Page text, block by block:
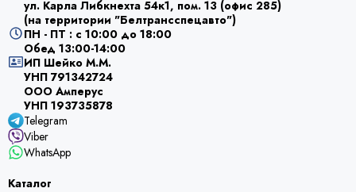
ул. Карла Либкнехта 54к1, пом. 13 (офис 285)
(на территории "Белтрансспецавто")
ПН - ПТ : с 10:00 до 18:00
Обед 13:00-14:00
ИП Шейко М.М.
УНП 791342724
ООО Амперус
УНП 193735878
Telegram
Viber
WhatsApp
Каталог